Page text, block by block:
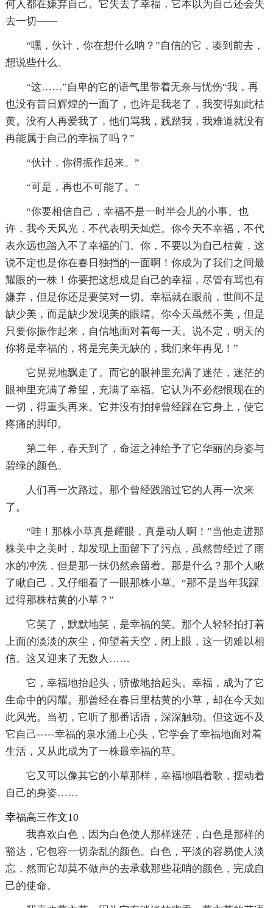
何人都在嫌弃自己。它失去了幸福，它本以为自己还会失
去一切——
“嘿，伙计，你在想什么呐？”自信的它，凑到前去，
想说些什么。
“这……”自卑的它的语气里带着无奈与忧伤“我，再
也没有昔日辉煌的一面了，也许是我老了，我变得如此枯
黄。没有人再爱我了，他们骂我，践踏我，我难道就没有
再能属于自己的幸福了吗？”
“伙计，你得振作起来。”
“可是，再也不可能了。”
“你要相信自己，幸福不是一时半会儿的小事。也
许，我今天风光，不代表明天灿烂。你今天不幸福，不代
表永远也踏入不了幸福的门。你，不要以为自己枯黄，这
说不定也是你在春日独挡的一面啊！你成为了我们之间最
耀眼的一株！你要把这想成是自己的幸福，尽管有骂也有
嫌弃，但是你还是要笑对一切。幸福就在眼前，世间不是
缺少美，而是缺少发现美的眼睛。你今天虽然不美，但是
只要你振作起来，自信地面对着每一天。说不定，明天的
你将是幸福的，将是完美无缺的，我们来年再见！”
它晃晃地飘走了。而它的眼神里充满了迷茫，迷茫的
眼神里充满了希望，充满了幸福。它认为不必怨恨现在的
一切，得重头再来。它并没有拍掉曾经踩在它身上，使它
疼痛的脚印。
第二年，春天到了，命运之神给予了它华丽的身姿与
碧绿的颜色。
人们再一次路过。那个曾经践踏过它的人再一次来
了。
“哇！那株小草真是耀眼，真是动人啊！”当他走进那
株美中之美时，却发现上面留下了污点，虽然曾经过了雨
水的冲洗，但是那一抹仍然余留着。那是什么？那个人瞅
了瞅自己，又仔细看了一眼那株小草。“那不是当年我踩
过得那株枯黄的小草？”
它笑了，默默地笑，是幸福的笑。那个人轻轻拍打着
上面的淡淡的灰尘，仰望着天空，闭上眼，这一切难以相
信。这又迎来了无数人……
它，幸福地抬起头，骄傲地抬起头。幸福，成为了它
生命中的闪耀。那曾经在春日里枯黄的小草，却在今天如
此风光。当初，它听了那番话语，深深触动。但这远不及
它自己-----幸福的泉水涌上心头，它学会了幸福地面对着
生活，又从此成为了一株最幸福的草。
它又可以像其它的小草那样，幸福地唱着歌，摆动着
自己的身姿……
幸福高三作文10
我喜欢白色，因为白色使人那样迷茫，白色是那样的
豁达，它包容一切杂乱的颜色。白色，平淡的容易使人淡
忘，然而它却莫不做声的去承载那些花哨的颜色，完成自
己的使命。